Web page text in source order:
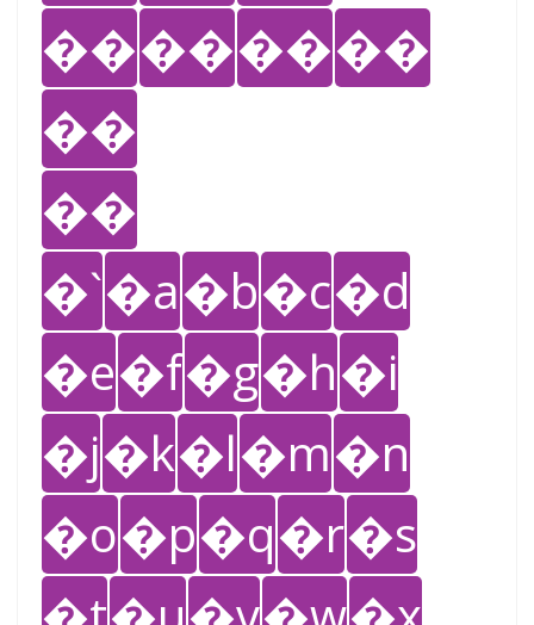
��������
��
��
�`�a�b�c�d
�e�f�g�h�i
�j�k�l�m�n
�o�p�q�r�s